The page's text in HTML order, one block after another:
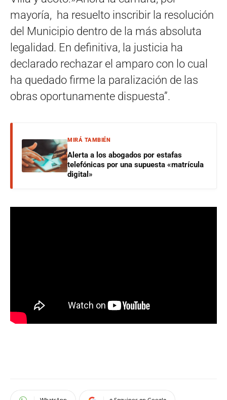
mayoría, ha resuelto inscribir la resolución
del Municipio dentro de la más absoluta
legalidad. En definitiva, la justicia ha
declarado rechazar el amparo con lo cual
ha quedado firme la paralización de las
obras oportunamente dispuesta”.
MIRÁ TAMBIÉN
Alerta a los abogados por estafas
telefónicas por una supuesta «matrícula
digital»